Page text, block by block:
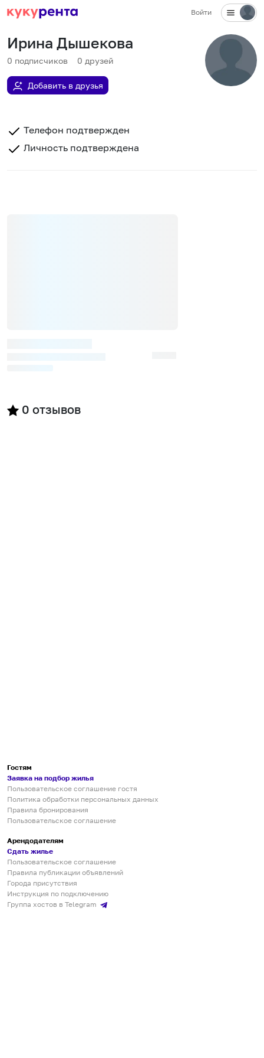
Войти
Ирина Дышекова
0 подписчиков 0 друзей
Добавить в друзья
Телефон подтвержден
Личность подтверждена
0 отзывов
Гостям
Заявка на подбор жилья
Пользовательское соглашение гостя
Политика обработки персональных данных
Правила бронирования
Пользовательское соглашение
Арендодателям
Сдать жилье
Пользовательское соглашение
Правила публикации объявлений
Города присутствия
Инструкция по подключению
Группа хостов в Telegram